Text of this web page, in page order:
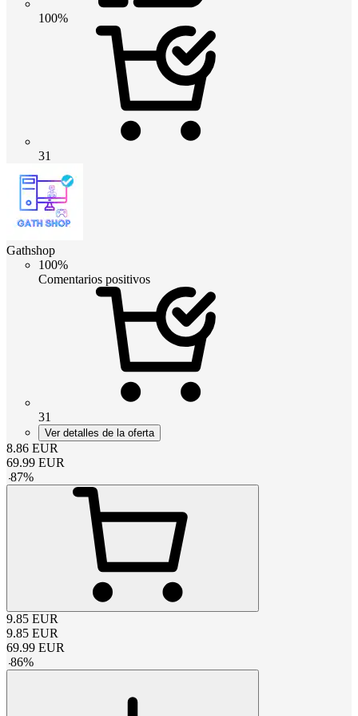
100%
31
Gathshop
100%
Comentarios positivos
31
Ver detalles de la oferta
8.86 EUR
69.99 EUR
-87%
9.85 EUR
9.85 EUR
69.99 EUR
-86%